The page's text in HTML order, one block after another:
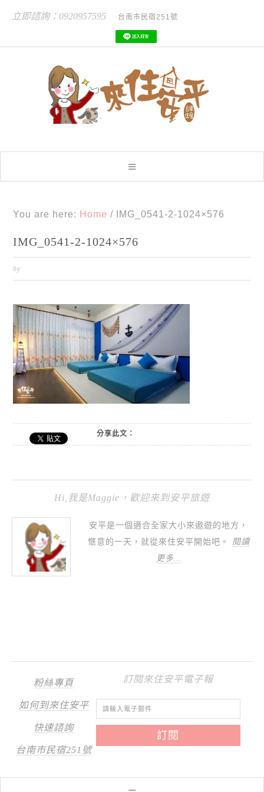
立即諮詢：0920957595 台南市民宿251號
You are here: Home / IMG_0541-2-1024×576
IMG_0541-2-1024×576
by
分享此文：
Hi,我是Maggie，歡迎來到安平旅遊
安平是一個適合全家大小來遨遊的地方，
愜意的一天，就從來住安平開始吧。 閱讀
更多…
粉絲專頁
如何到來住安平
快速諮詢
台南市民宿251號
訂閱來住安平電子報